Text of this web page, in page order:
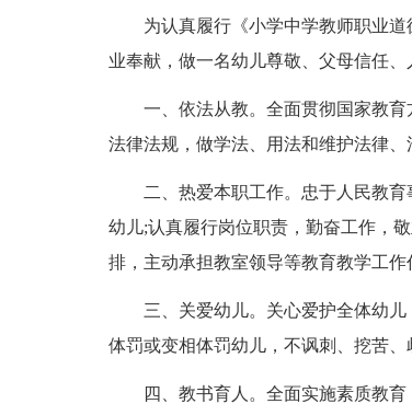
为认真履行《小学中学教师职业道
业奉献，做一名幼儿尊敬、父母信任、
一、依法从教。全面贯彻国家教育
法律法规，做学法、用法和维护法律
二、热爱本职工作。忠于人民教育
幼儿;认真履行岗位职责，勤奋工作，
排，主动承担教室领导等教育教学工作
三、关爱幼儿。关心爱护全体幼儿
体罚或变相体罚幼儿，不讽刺、挖苦、
四、教书育人。全面实施素质教育